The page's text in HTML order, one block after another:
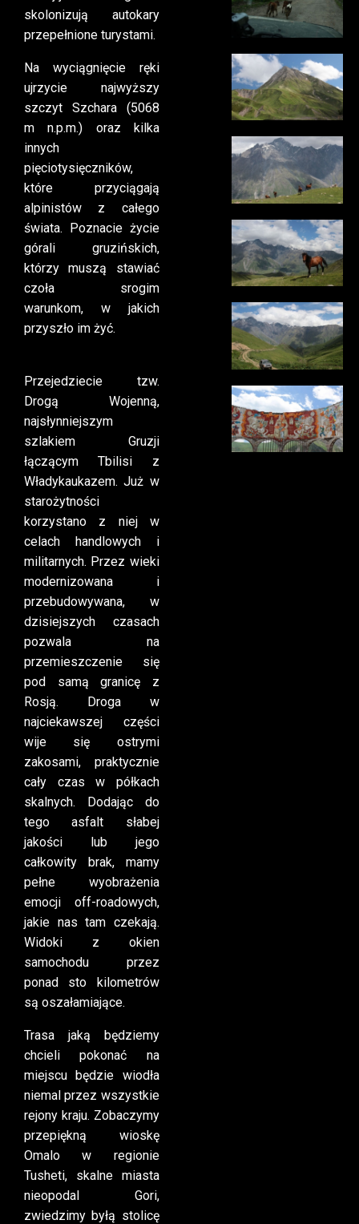
skolonizują autokary
przepełnione turystami.
Na wyciągnięcie ręki
ujrzycie najwyższy
szczyt Szchara (5068
m n.p.m.) oraz kilka
innych
pięciotysięczników,
które przyciągają
alpinistów z całego
świata. Poznacie życie
górali gruzińskich,
którzy muszą stawiać
czoła srogim
warunkom, w jakich
przyszło im żyć.
Przejedziecie tzw.
Drogą Wojenną,
najsłynniejszym
szlakiem Gruzji
łączącym Tbilisi z
Władykaukazem. Już w
starożytności
korzystano z niej w
celach handlowych i
militarnych. Przez wieki
modernizowana i
przebudowywana, w
dzisiejszych czasach
pozwala na
przemieszczenie się
pod samą granicę z
Rosją. Droga w
najciekawszej części
wije się ostrymi
zakosami, praktycznie
cały czas w półkach
skalnych. Dodając do
tego asfalt słabej
jakości lub jego
całkowity brak, mamy
pełne wyobrażenia
emocji off-roadowych,
jakie nas tam czekają.
Widoki z okien
samochodu przez
ponad sto kilometrów
są oszałamiające.
Trasa jaką będziemy
chcieli pokonać na
miejscu będzie wiodła
niemal przez wszystkie
rejony kraju. Zobaczymy
przepiękną wioskę
Omalo w regionie
Tusheti, skalne miasta
nieopodal Gori,
zwiedzimy byłą stolicę